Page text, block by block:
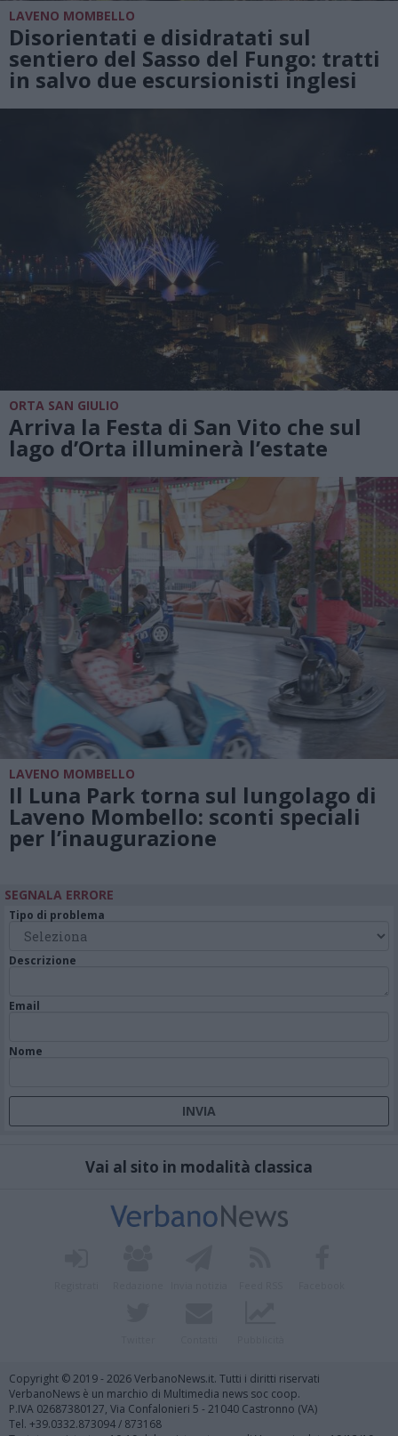
LAVENO MOMBELLO
Disorientati e disidratati sul
sentiero del Sasso del Fungo: tratti
in salvo due escursionisti inglesi
ORTA SAN GIULIO
Arriva la Festa di San Vito che sul
lago d’Orta illuminerà l’estate
LAVENO MOMBELLO
Il Luna Park torna sul lungolago di
Laveno Mombello: sconti speciali
per l’inaugurazione
SEGNALA ERRORE
Tipo di problema
Descrizione
Email
Nome
Vai al sito in modalità classica
Copyright © 2019 - 2026 VerbanoNews.it. Tutti i diritti riservati
VerbanoNews è un marchio di Multimedia news soc coop.
P.IVA 02687380127, Via Confalonieri 5 - 21040 Castronno (VA)
Tel. +39.0332.873094 / 873168